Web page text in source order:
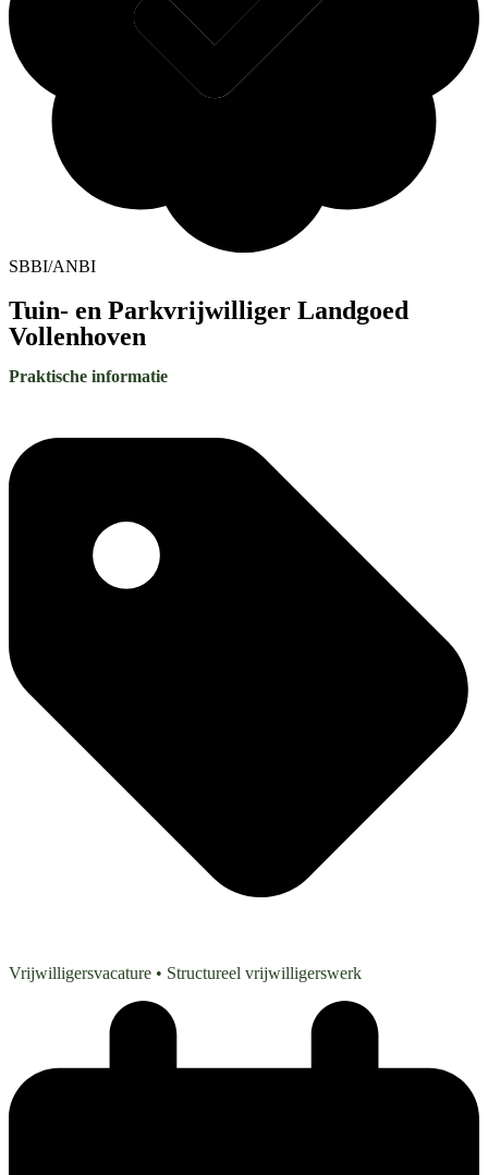
SBBI/ANBI
Tuin- en Parkvrijwilliger Landgoed
Vollenhoven
Praktische informatie
Vrijwilligersvacature • Structureel vrijwilligerswerk